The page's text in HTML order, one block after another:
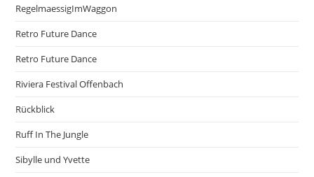
RegelmaessigImWaggon
Retro Future Dance
Retro Future Dance
Riviera Festival Offenbach
Rückblick
Ruff In The Jungle
Sibylle und Yvette